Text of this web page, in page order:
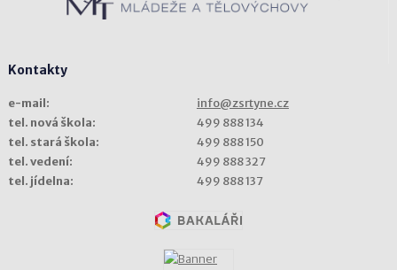
Kontakty
e-mail:
info@zsrtyne.cz
tel. nová škola:
499 888 134
tel. stará škola:
499 888 150
tel. vedení:
499 888 327
tel. jídelna:
499 888 137